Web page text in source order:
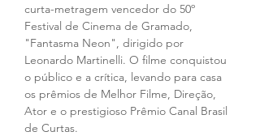
curta-metragem vencedor do 50º
Festival de Cinema de Gramado,
"Fantasma Neon", dirigido por
Leonardo Martinelli. O filme conquistou
o público e a crítica, levando para casa
os prêmios de Melhor Filme, Direção,
Ator e o prestigioso Prêmio Canal Brasil
de Curtas.